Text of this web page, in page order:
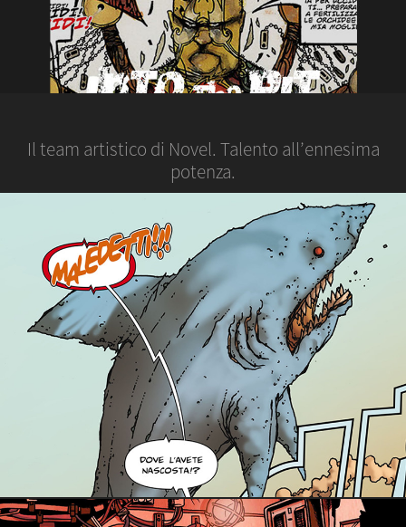
Il team artistico di Novel. Talento all’ennesima
potenza.